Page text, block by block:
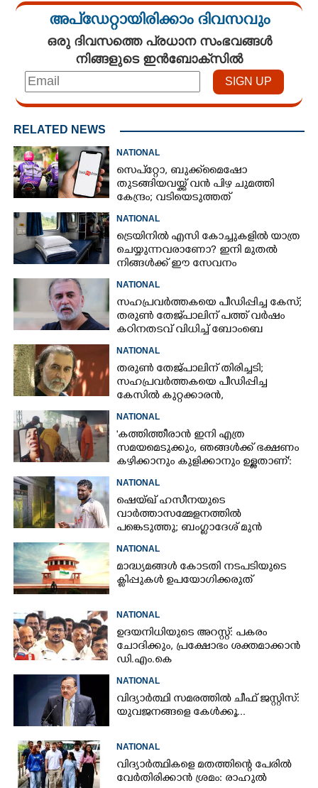
അപ്ഡേറ്റായിരിക്കാം ദിവസവും
ഒരു ദിവസത്തെ പ്രധാന സംഭവങ്ങൾ
നിങ്ങളുടെ ഇൻബോക്സിൽ
RELATED NEWS
NATIONAL
സെപ്‌‌റ്റോ, ബുക്ക്‌മൈഷോ
തുടങ്ങിയവയ്ക്ക് വൻ പിഴ ചുമത്തി
കേന്ദ്രം; വടിയെടുത്തത്
പ്രശ്‌നത്തിന്
NATIONAL
ട്രെയിനിൽ എസി കോച്ചുകളിൽ യാത്ര
ചെയ്യുന്നവരാണോ? ഇനി മുതൽ
നിങ്ങൾക്ക് ഈ സേവനം
NATIONAL
സഹപ്രവർത്തകയെ പീഡിപ്പിച്ച കേസ്;
തരുൺ തേജ്‌പാലിന് പത്ത് വർഷം
കഠിനതടവ് വിധിച്ച് ബോംബെ
NATIONAL
തരുൺ തേജ്പാലിന് തിരിച്ചടി;
സഹപ്രവർത്തകയെ പീഡിപ്പിച്ച
കേസിൽ കുറ്റക്കാരൻ,
NATIONAL
'കത്തിത്തീരാൻ ഇനി എത്ര
സമയമെടുക്കും, ഞങ്ങൾക്ക് ഭക്ഷണം
കഴിക്കാനും കുളിക്കാനും ഉള്ളതാണ്':
മക്കൾ
NATIONAL
ഷെയ്ഖ് ഹസീനയുടെ
വാർത്താസമ്മേളനത്തിൽ
പങ്കെടുത്തു; ബംഗ്ലാദേശ് മുൻ
ബോംബേറ്
NATIONAL
മാദ്ധ്യമങ്ങൾ കോടതി നടപടിയുടെ
ക്ലിപ്പുകൾ ഉപയോഗിക്കരുത്
NATIONAL
ഉദയനിധിയുടെ അറസ്റ്റ്: പകരം
ചോദിക്കും,​ പ്രക്ഷോഭം ശക്തമാക്കാൻ
ഡി.എം.കെ
NATIONAL
വിദ്യാർത്ഥി സമരത്തിൽ ചീഫ് ജസ്റ്റിസ്:
യുവജനങ്ങളെ കേൾക്കൂ...
NATIONAL
വിദ്യാർത്ഥികളെ മതത്തിന്റെ പേരിൽ
വേർതിരിക്കാൻ ശ്രമം: രാഹുൽ